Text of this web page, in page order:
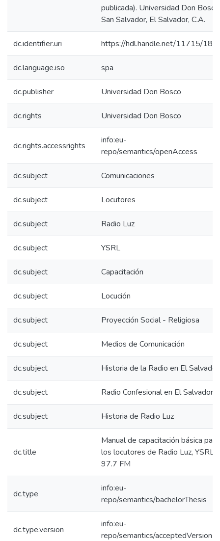
publicada). Universidad Don Bosco,
San Salvador, El Salvador, C.A.
dc.identifier.uri https://hdl.handle.net/11715/
dc.language.iso spa
dc.publisher Universidad Don Bosco
dc.rights Universidad Don Bosco
dc.rights.accessrights
info:eu-
repo/semantics/openAccess
dc.subject Comunicaciones
dc.subject Locutores
dc.subject Radio Luz
dc.subject YSRL
dc.subject Capacitación
dc.subject Locución
dc.subject Proyección Social - Religiosa
dc.subject Medios de Comunicación
dc.subject Historia de la Radio en El Salvador
dc.subject Radio Confesional en El Salvador
dc.subject Historia de Radio Luz
dc.title
Manual de capacitación básica para
los locutores de Radio Luz, YSRL,
97.7 FM
dc.type
info:eu-
repo/semantics/bachelorThesis
dc.type.version
info:eu-
repo/semantics/acceptedVersion